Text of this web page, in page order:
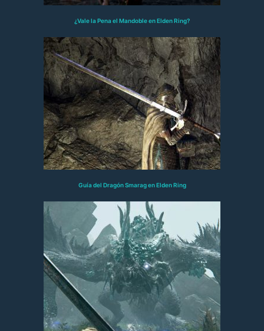
¿Vale la Pena el Mandoble en Elden Ring?
Guía del Dragón Smarag en Elden Ring